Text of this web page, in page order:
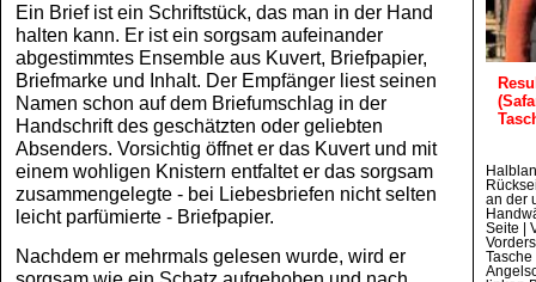
Ein Brief ist ein Schriftstück, das man in der Hand
halten kann. Er ist ein sorgsam aufeinander
abgestimmtes Ensemble aus Kuvert, Briefpapier,
Briefmarke und Inhalt. Der Empfänger liest seinen
Namen schon auf dem Briefumschlag in der
Handschrift des geschätzten oder geliebten
Absenders. Vorsichtig öffnet er das Kuvert und mit
einem wohligen Knistern entfaltet er das sorgsam
zusammengelegte - bei Liebesbriefen nicht selten
leicht parfümierte - Briefpapier.
Nachdem er mehrmals gelesen wurde, wird er
an der
Seite |